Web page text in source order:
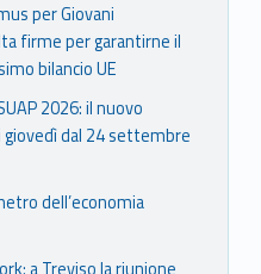
per Giovani
firme per garantirne il
bilancio UE
2026: il nuovo
dal 24 settembre
dell’economia